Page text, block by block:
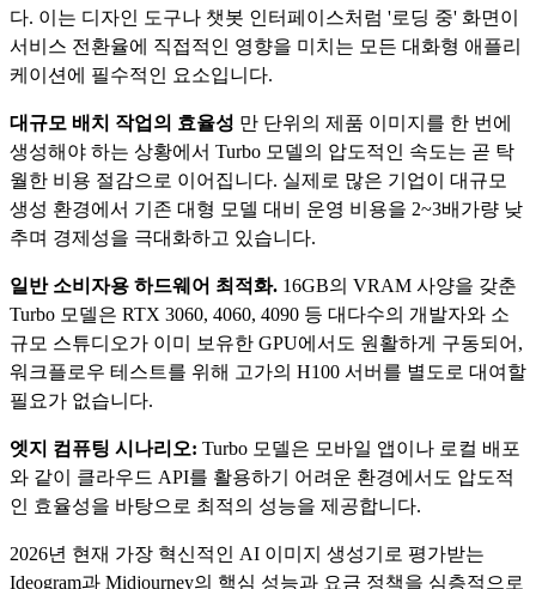
다. 이는 디자인 도구나 챗봇 인터페이스처럼 '로딩 중' 화면이
서비스 전환율에 직접적인 영향을 미치는 모든 대화형 애플리
케이션에 필수적인 요소입니다.
대규모 배치 작업의 효율성 만 단위의 제품 이미지를 한 번에
생성해야 하는 상황에서 Turbo 모델의 압도적인 속도는 곧 탁
월한 비용 절감으로 이어집니다. 실제로 많은 기업이 대규모
생성 환경에서 기존 대형 모델 대비 운영 비용을 2~3배가량 낮
추며 경제성을 극대화하고 있습니다.
일반 소비자용 하드웨어 최적화. 16GB의 VRAM 사양을 갖춘
Turbo 모델은 RTX 3060, 4060, 4090 등 대다수의 개발자와 소
규모 스튜디오가 이미 보유한 GPU에서도 원활하게 구동되어,
워크플로우 테스트를 위해 고가의 H100 서버를 별도로 대여할
필요가 없습니다.
엣지 컴퓨팅 시나리오: Turbo 모델은 모바일 앱이나 로컬 배포
와 같이 클라우드 API를 활용하기 어려운 환경에서도 압도적
인 효율성을 바탕으로 최적의 성능을 제공합니다.
2026년 현재 가장 혁신적인 AI 이미지 생성기로 평가받는
Ideogram과 Midjourney의 핵심 성능과 요금 정책을 심층적으로